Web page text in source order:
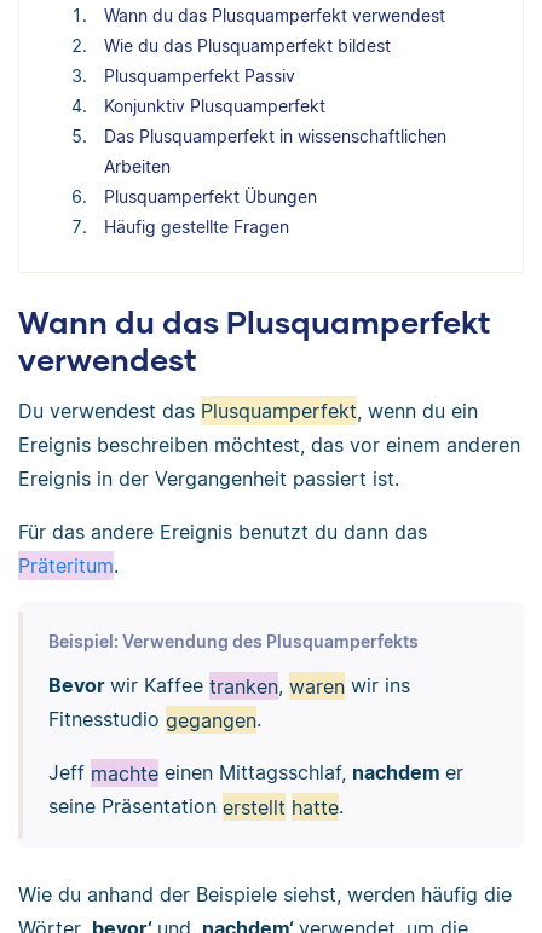
Wann du das Plusquamperfekt verwendest
Wie du das Plusquamperfekt bildest
Plusquamperfekt Passiv
Konjunktiv Plusquamperfekt
Das Plusquamperfekt in wissenschaftlichen
Arbeiten
Plusquamperfekt Übungen
Häufig gestellte Fragen
Wann du das Plusquamperfekt
verwendest
Du verwendest das Plusquamperfekt , wenn du ein
Ereignis beschreiben möchtest, das vor einem anderen
Ereignis in der Vergangenheit passiert ist.
Für das andere Ereignis benutzt du dann das
Präteritum.
Beispiel: Verwendung des Plusquamperfekts
Bevor wir Kaffee tranken, warenwir ins
Fitnesstudio gegangen.
Jeff machteeinen Mittagsschlaf, nachdem er
seine Präsentation erstellt hatte.
Wie du anhand der Beispiele siehst, werden häufig die
Wörter ‚bevor‘ und ‚nachdem‘ verwendet, um die